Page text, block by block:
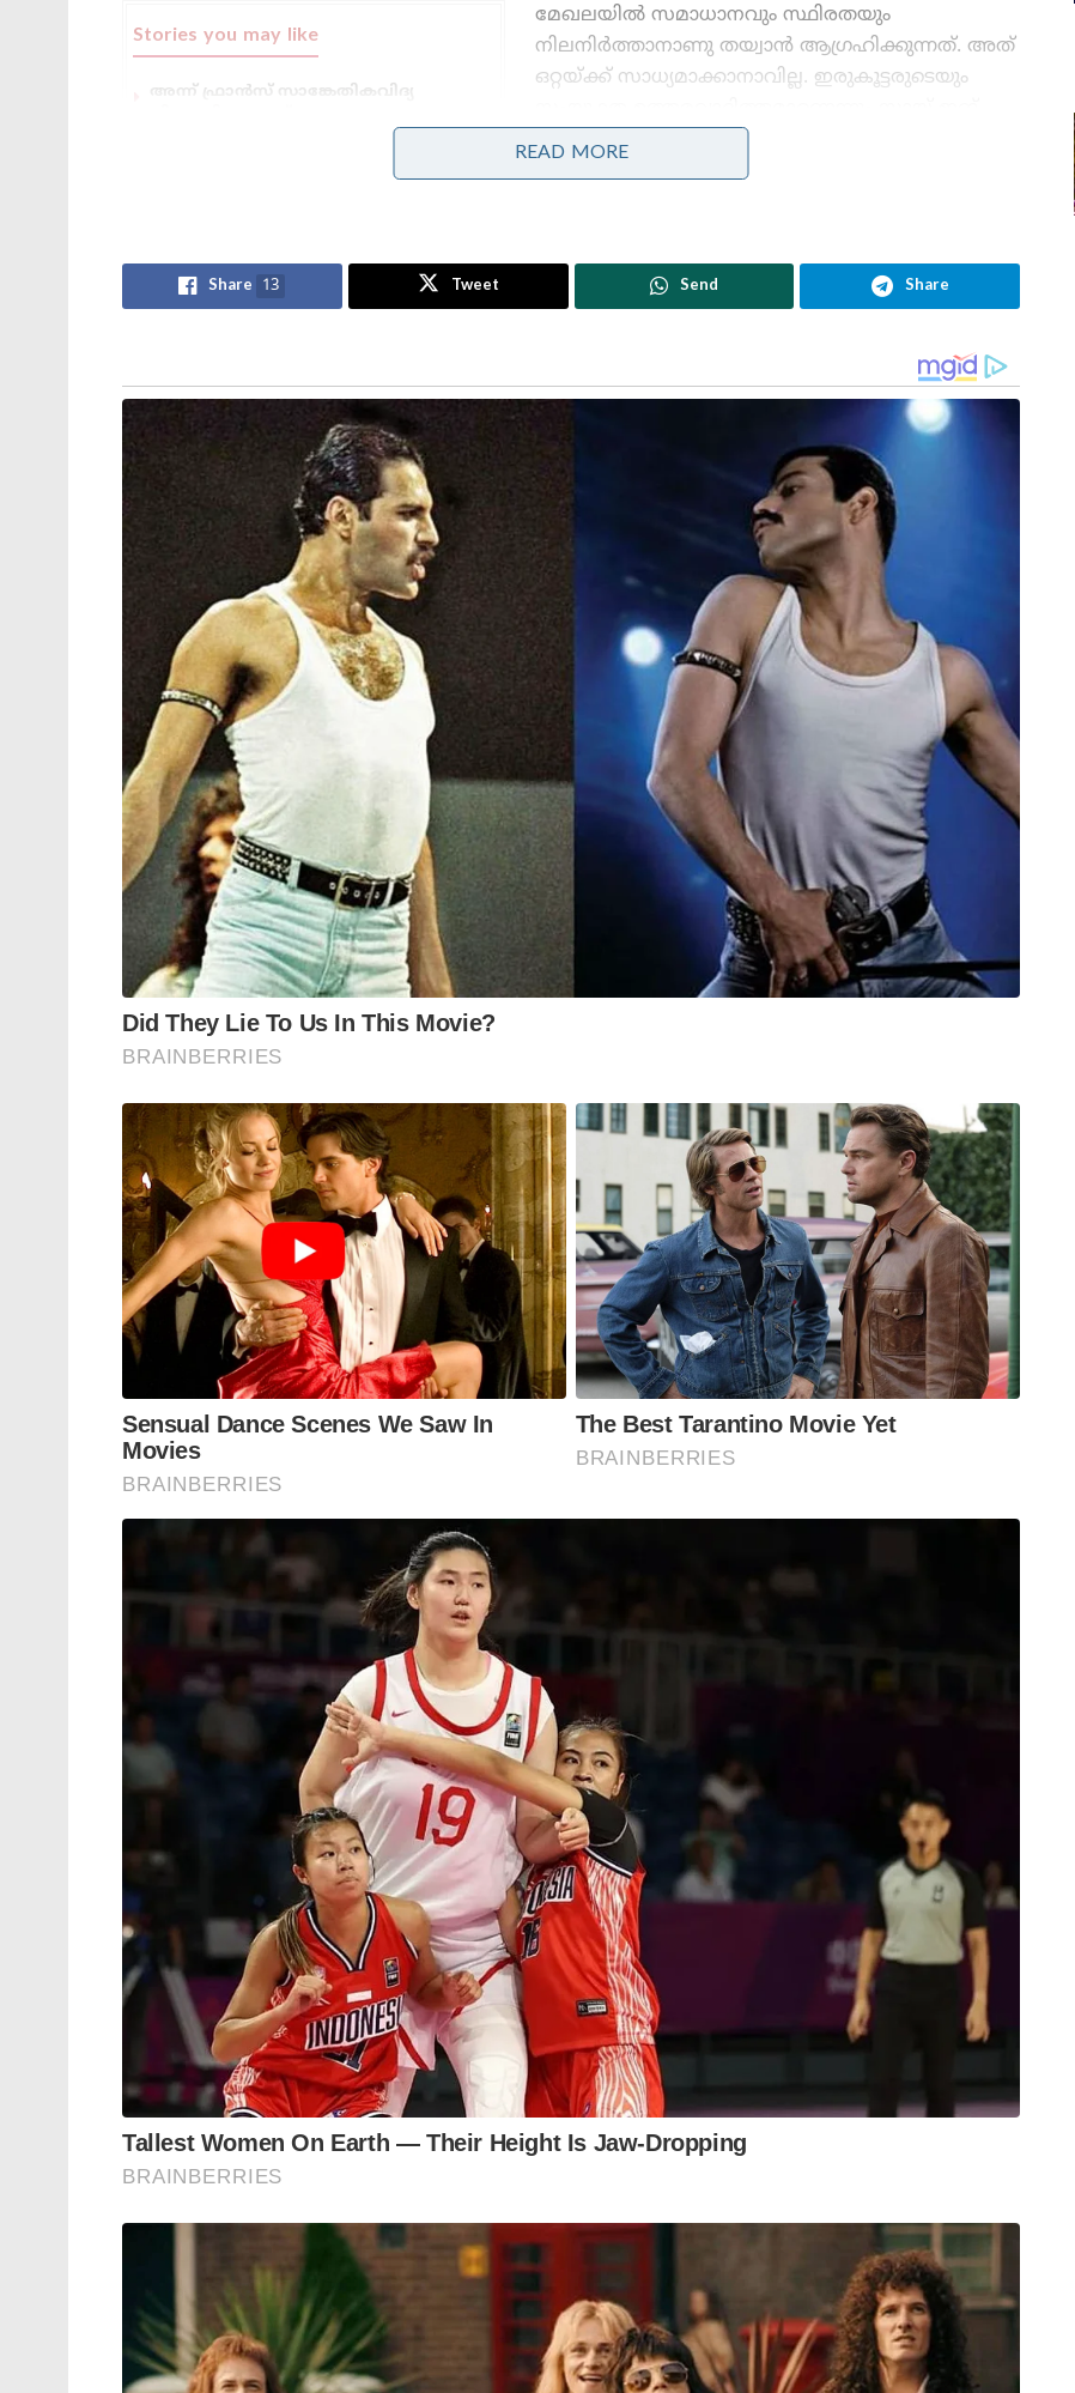
Stories you may like
അന്ന് ഫ്രാൻസ് സാങ്കേതികവിദ്യ
വിറപ്പിക്കുന്ന ‘വിരൂപാക്ഷ’ റഡാറുമായി
കമ്മീഷൻ ചെയ്ത് പ്രതിരോധ മന്ത്രി
മേഖലയില്‍ സമാധാനവും സ്ഥിരതയും
നിലനിര്‍ത്താനാണു തയ്വാന്‍ ആഗ്രഹിക്കുന്നത്. അത്
ഒറ്റയ്ക്ക് സാധ്യമാക്കാനാവില്ല. ഇരുകൂട്ടരുടെയും
വെന്‍ വ്യക്തമാക്കി.ഇന്തോ-പസഫിക്ക് മേഖലയില്‍
ജനാധിപത്യവും സമാധാനവും കടുത്ത വെല്ലുവിളി
തയ്‌വാന്‍ കടലിടുക്കില്‍ വ്യോമസേനയുടെ
ഏറ്റവുമധികം പിന്തുണയ്ക്കുന്നത്.
read also:
ചൈനയോട് ഇനി ചർച്ചകൾ നടത്തിയിട്ടോ കരാറുകള്‍ കൊണ്ടോ കാര്യമില്ല, തീരുമാനം
എടുക്കാനുള്ള സമയം അത്രിക്രമിച്ചു: ഇന്ത്യയോട് അമേരിക്ക
യുഎസും തായ്വാനും കൈകോര്‍ക്കുന്നത് അംഗീകരിക്കാനാവില്ലെന്നാണ് ചൈനയുടെ നിലപാട്.
ദ്വീപില്‍ അമേരിക്കയുടെ സാന്നിധ്യം വര്‍ധിക്കുന്നതും അവരെ അസ്വസ്ഥരാക്കുന്നുണ്ട്. സൈനിക
ശക്തി ആധുനികവല്‍ക്കരിക്കാനുളള സഹായമാണ് അവര്‍ ലഭ്യമാക്കുന്നത്. ഒരു ‘മുള്ളന്‍പന്നി’യെ
പോലെ ശത്രുവിന് അത്ര വേഗത്തില്‍ ആക്രമിക്കാന്‍ കഴിയാത്ത നില കൈവരിക്കാനാണ്
അമേരിക്ക നല്‍കുന്ന ഉപദേശം.
Tags: China Taiwan India Taiwan Sainikam taiwan
READ MORE
Share 13 Tweet Send Share